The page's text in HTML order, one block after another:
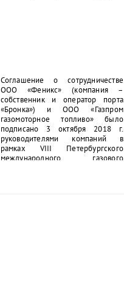
Соглашение о сотрудничестве
ООО «Феникс» (компания –
собственник и оператор порта
«Бронка») и ООО «Газпром
газомоторное топливо» было
подписано 3 октября 2018 г.
руководителями компаний в
рамках VIII Петербургского
международного газового